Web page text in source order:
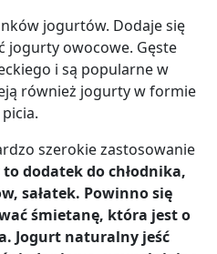
jogurtów. Dodaje się
jogurty owocowe. Gęste
i są popularne w
również jogurty w formie
szerokie zastosowanie
dodatek do chłodnika,
sałatek. Powinno się
śmietanę, która jest o
Jogurt naturalny jeść